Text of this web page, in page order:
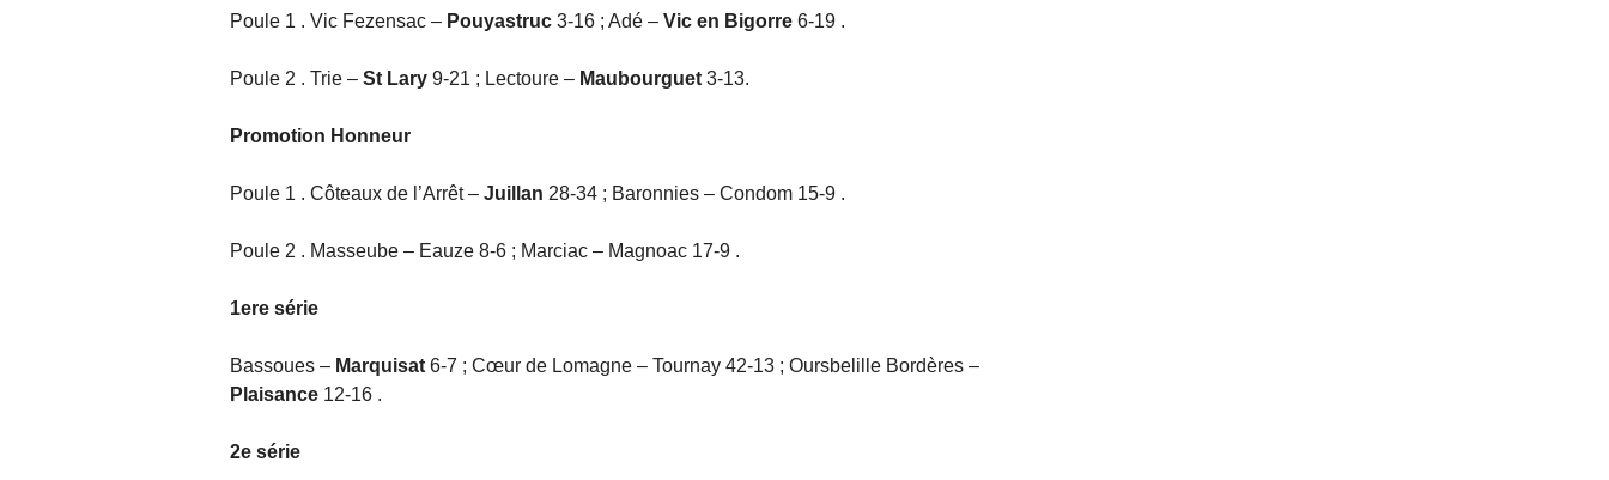
Poule 1 . Vic Fezensac – Pouyastruc 3-16 ; Adé – Vic en Bigorre 6-19 .
Poule 2 . Trie – St Lary 9-21 ; Lectoure – Maubourguet 3-13.
Promotion Honneur
Poule 1 . Côteaux de l’Arrêt – Juillan 28-34 ; Baronnies – Condom 15-9 .
Poule 2 . Masseube – Eauze 8-6 ; Marciac – Magnoac 17-9 .
1ere série
Bassoues – Marquisat 6-7 ; Cœur de Lomagne – Tournay 42-13 ; Oursbelille Bordères –
Plaisance 12-16 .
2e série